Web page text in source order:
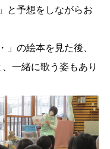
と予想をしながらお
」の絵本を見た後、
一緒に歌う姿もあり